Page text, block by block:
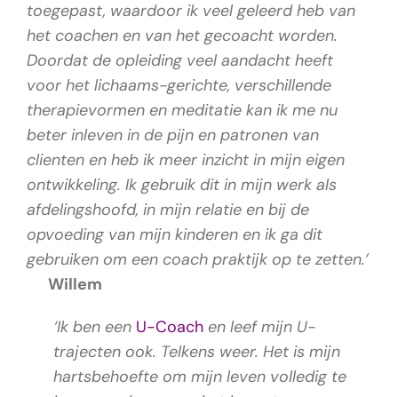
toegepast, waardoor ik veel geleerd heb van
het coachen en van het gecoacht worden.
Doordat de opleiding veel aandacht heeft
voor het lichaams-gerichte, verschillende
therapievormen en meditatie kan ik me nu
beter inleven in de pijn en patronen van
clienten en heb ik meer inzicht in mijn eigen
ontwikkeling. Ik gebruik dit in mijn werk als
afdelingshoofd, in mijn relatie en bij de
opvoeding van mijn kinderen en ik ga dit
gebruiken om een coach praktijk op te zetten.’
Willem
‘Ik ben een U-Coach en leef mijn U-
trajecten ook. Telkens weer. Het is mijn
hartsbehoefte om mijn leven volledig te